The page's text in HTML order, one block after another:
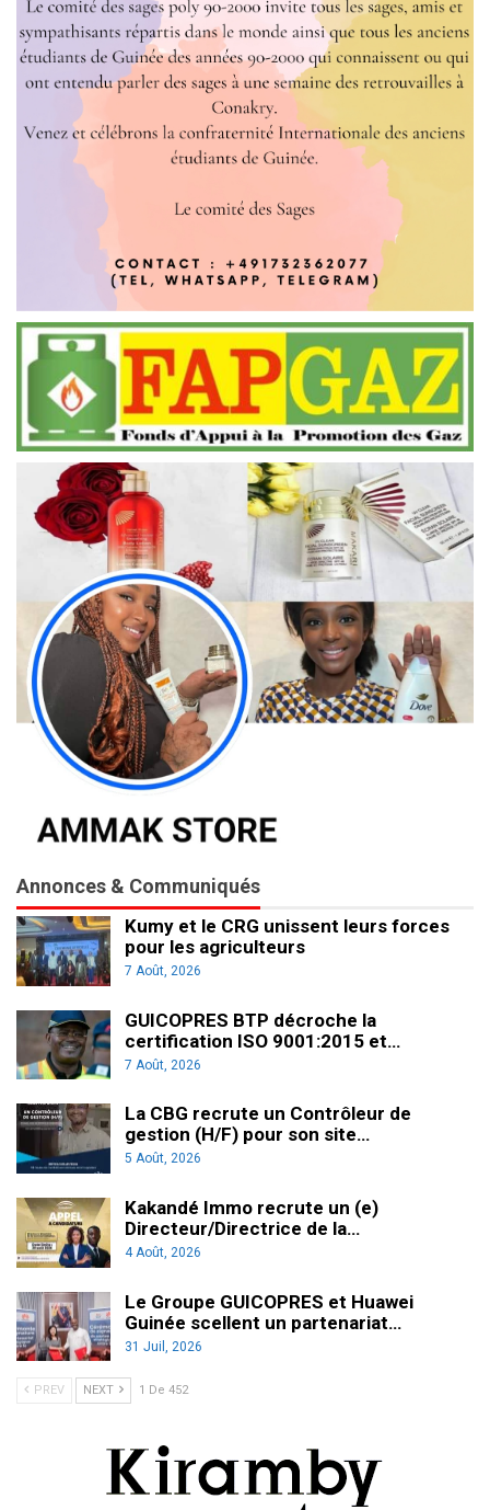
Annonces & Communiqués
Kumy et le CRG unissent leurs forces
pour les agriculteurs
7 Août, 2026
GUICOPRES BTP décroche la
certification ISO 9001:2015 et…
7 Août, 2026
La CBG recrute un Contrôleur de
gestion (H/F) pour son site…
5 Août, 2026
Kakandé Immo recrute un (e)
Directeur/Directrice de la…
4 Août, 2026
Le Groupe GUICOPRES et Huawei
Guinée scellent un partenariat…
31 Juil, 2026
PREV NEXT 1 De 452